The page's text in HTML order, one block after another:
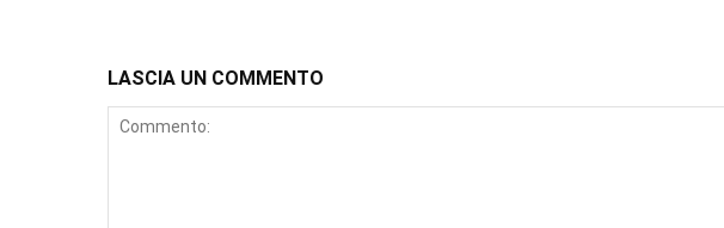
LASCIA UN COMMENTO